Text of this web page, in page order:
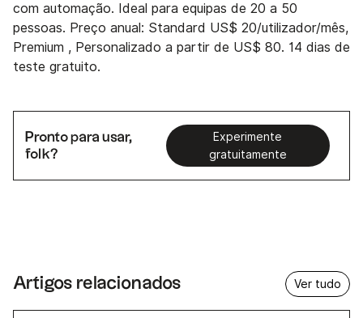
com automação. Ideal para equipas de 20 a 50
pessoas. Preço anual: Standard US$ 20/utilizador/mês,
Premium , Personalizado a partir de US$ 80. 14 dias de
teste gratuito.
Pronto para usar,
folk?
Experimente
gratuitamente
Artigos relacionados Ver tudo